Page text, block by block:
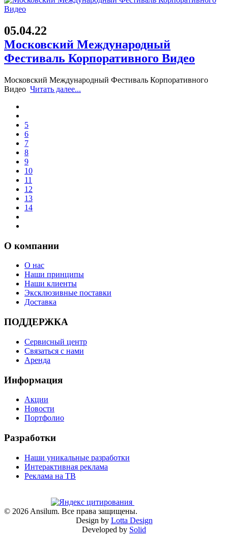
05.04.22
Московский Международный
Фестиваль Корпоративного Видео
Московский Международный Фестиваль Корпоративного
Видео Читать далее...
5
6
7
8
9
10
11
12
13
14
О компании
О нас
Наши принципы
Наши клиенты
Эксклюзивные поставки
Доставка
ПОДДЕРЖКА
Сервисный центр
Связаться с нами
Аренда
Информация
Акции
Новости
Портфолио
Разработки
Наши уникальные разработки
Интерактивная реклама
Реклама на ТВ
© 2026 Ansilum. Все права защищены.
Design by Lotta Design
Developed by Solid